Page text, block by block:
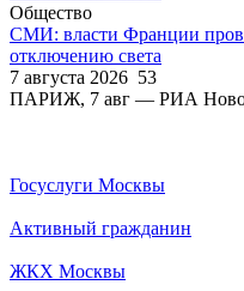
Общество
СМИ: власти Франции
отключению света
7 августа 2026 53
ПАРИЖ, 7 авг — РИА
Госуслуги Москвы
Активный гражданин
ЖКХ Москвы